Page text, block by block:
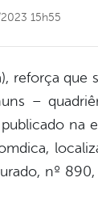
15h55
reforça que
–
na
nº